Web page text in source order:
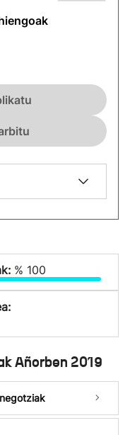
% 100
Añorben 2019